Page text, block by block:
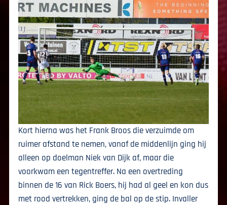
Kort hierna was het Frank Broos die verzuimde om
ruimer afstand te nemen, vanaf de middenlijn ging hij
alleen op doelman Niek van Dijk af, maar die
voorkwam een tegentreffer. Na een overtreding
binnen de 16 van Rick Boers, hij had al geel en kon dus
met rood vertrekken, ging de bal op de stip. Invaller